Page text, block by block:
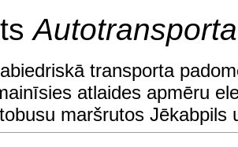
transporta
atlaides apmēru
maršrutos Jēkabpils